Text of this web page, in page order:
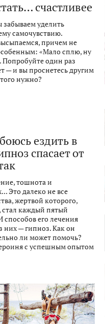
счастливее
забываем уделить
самочувствию.
причем не
«Мало сплю, ну
Попробуйте один раз
— и вы проснетесь другим
нужно?
ездить в
спасает от
тошнота и
Это далеко не все
жертвой которого,
стал каждый пятый
способов его лечения
них — гипноз. Как он
ли может помочь?
с успешным опытом